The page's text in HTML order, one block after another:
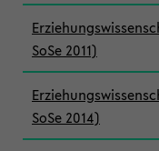
SoSe 2011)
SoSe 2014)